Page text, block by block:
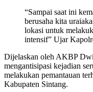
“Sampai saat ini
berusaha kita
lokasi untuk
intensif” Ujar
Dijelaskan oleh AKBP
mengantisipasi kejadian
melakukan pemantauan
Kabupaten Sintang.